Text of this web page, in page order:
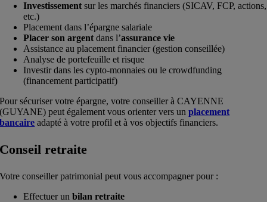
Investissement sur les marchés financiers (SICAV, FCP, actions,
etc.)
Placement dans l’épargne salariale
Placer son argent dans l’assurance vie
Assistance au placement financier (gestion conseillée)
Analyse de portefeuille et risque
Investir dans les cypto-monnaies ou le crowdfunding
(financement participatif)
Pour sécuriser votre épargne, votre conseiller à CAYENNE
(GUYANE) peut également vous orienter vers unplacement
bancaire adapté à votre profil et à vos objectifs financiers.
Conseil retraite
Votreconseiller patrimonial peut vous accompagner pour :
Effectuer unbilan retraite